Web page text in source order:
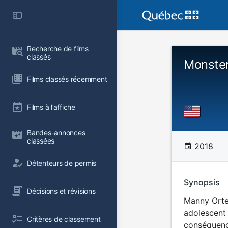
Recherche de films
classés
Films classés récemment
Films à l’affiche
Bandes-annonces
classées
Détenteurs de permis
Décisions et révisions
Critères de classement
2018
Synopsis
Manny